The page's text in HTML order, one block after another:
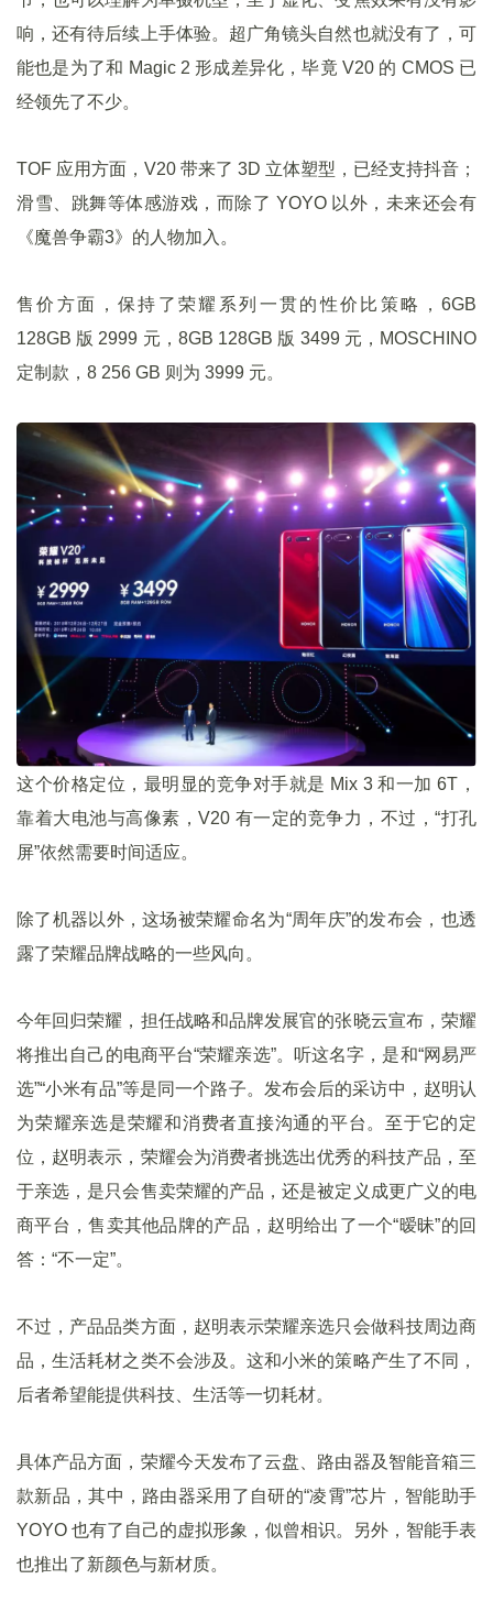
响，还有待后续上手体验。超广角镜头自然也就没有了，可
能也是为了和 Magic 2 形成差异化，毕竟 V20 的 CMOS 已
经领先了不少。
TOF 应用方面，V20 带来了 3D 立体塑型，已经支持抖音；
滑雪、跳舞等体感游戏，而除了 YOYO 以外，未来还会有
《魔兽争霸3》的人物加入。
售价方面，保持了荣耀系列一贯的性价比策略，6GB
128GB 版 2999 元，8GB 128GB 版 3499 元，MOSCHINO
定制款，8 256 GB 则为 3999 元。
这个价格定位，最明显的竞争对手就是 Mix 3 和一加 6T，
靠着大电池与高像素，V20 有一定的竞争力，不过，“打孔
屏”依然需要时间适应。
除了机器以外，这场被荣耀命名为“周年庆”的发布会，也透
露了荣耀品牌战略的一些风向。
今年回归荣耀，担任战略和品牌发展官的张晓云宣布，荣耀
将推出自己的电商平台“荣耀亲选”。听这名字，是和“网易严
选”“小米有品”等是同一个路子。发布会后的采访中，赵明认
为荣耀亲选是荣耀和消费者直接沟通的平台。至于它的定
位，赵明表示，荣耀会为消费者挑选出优秀的科技产品，至
于亲选，是只会售卖荣耀的产品，还是被定义成更广义的电
商平台，售卖其他品牌的产品，赵明给出了一个“暧昧”的回
答：“不一定”。
不过，产品品类方面，赵明表示荣耀亲选只会做科技周边商
品，生活耗材之类不会涉及。这和小米的策略产生了不同，
后者希望能提供科技、生活等一切耗材。
具体产品方面，荣耀今天发布了云盘、路由器及智能音箱三
款新品，其中，路由器采用了自研的“凌霄”芯片，智能助手
YOYO 也有了自己的虚拟形象，似曾相识。另外，智能手表
也推出了新颜色与新材质。